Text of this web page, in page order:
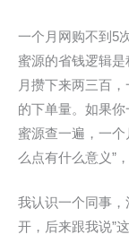
一个月网购不到5
蜜源的省钱逻辑
月攒下来两三百
的下单量。如果
蜜源查一遍，一
么点有什么意义”
我认识一个同事
开，后来跟我说”